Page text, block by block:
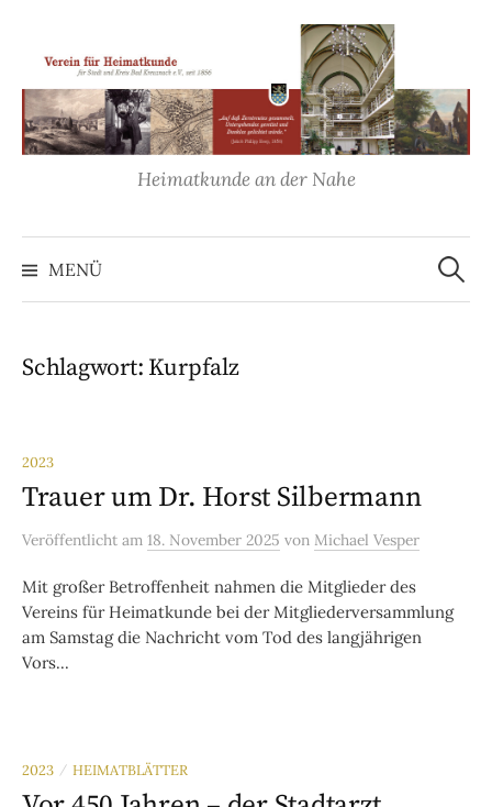
Inhalt
Heimatkunde an der Nahe
MENÜ
Suchen
nach:
Schlagwort: Kurpfalz
2023
Trauer um Dr. Horst Silbermann
Veröffentlicht am 18. November 2025 von Michael Vesper
Mit großer Betroffenheit nahmen die Mitglieder des
Vereins für Heimatkunde bei der Mitgliederver­sammlung
am Samstag die Nachricht vom Tod des langjährigen
Vors...
2023 / HEIMATBLÄTTER